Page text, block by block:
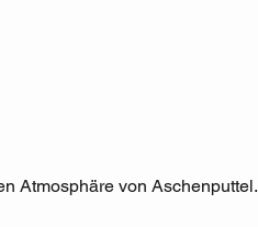
Atmosphäre von Aschenputtel.